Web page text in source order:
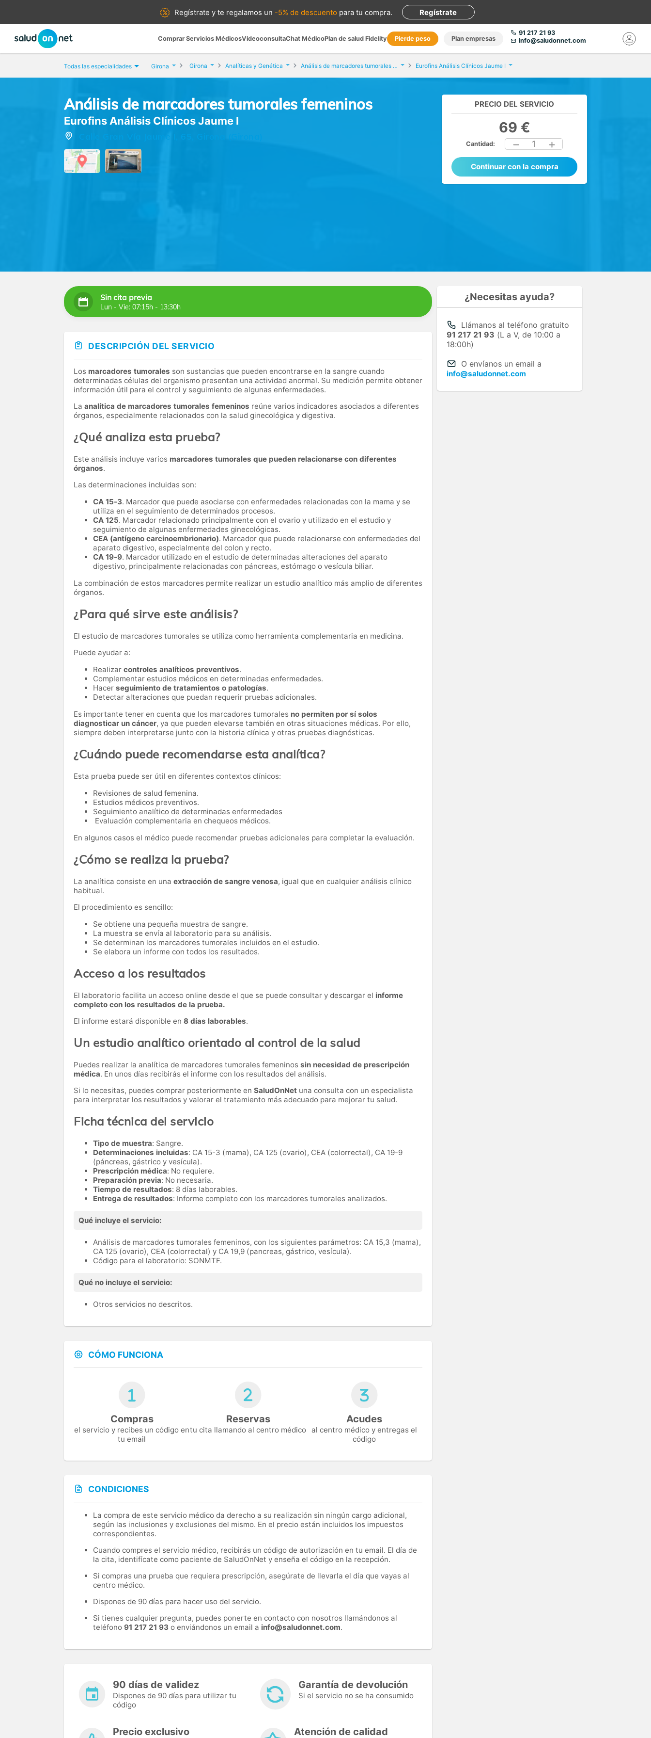
Regístrate yte regalamos un -5% de descuento para tu compra. Regístrate
Comprar Servicios MédicosVideoconsultaChat MédicoPlan de salud Fidelity Pierde peso Plan empresas
91 217 21 93
info@saludonnet.com
Todas las especialidades Girona Girona Analíticas y Genética Análisis de marcadores tumorales femeninos Eurofins Análisis Clínicos Jaume I
Análisis de marcadores tumorales femeninos
Eurofins Análisis Clínicos Jaume I
PRECIO DEL SERVICIO
69 €
Cantidad: 1
Continuar con la compra
Sin cita previa
Lun - Vie: 07:15h - 13:30h
DESCRIPCIÓN DEL SERVICIO
Los marcadores tumorales son sustancias que pueden encontrarse en la sangre cuando
determinadas células del organismo presentan una actividad anormal. Su medición permite obtener
información útil para el control y seguimiento de algunas enfermedades.
La analítica de marcadores tumorales femeninos reúne varios indicadores asociados a diferentes
órganos, especialmente relacionados con la salud ginecológica y digestiva.
¿Qué analiza esta prueba?
Este análisis incluye varios marcadores tumorales que pueden relacionarse con diferentes
órganos.
Las determinaciones incluidas son:
CA 15-3. Marcador que puede asociarse con enfermedades relacionadas con la mama y se
utiliza en el seguimiento de determinados procesos.
CA 125. Marcador relacionado principalmente con el ovario y utilizado en el estudio y
seguimiento de algunas enfermedades ginecológicas.
CEA (antígeno carcinoembrionario). Marcador que puede relacionarse con enfermedades del
aparato digestivo, especialmente del colon y recto.
CA 19-9. Marcador utilizado en el estudio de determinadas alteraciones del aparato
digestivo, principalmente relacionadas con páncreas, estómago o vesícula biliar.
La combinación de estos marcadores permite realizar un estudio analítico más amplio de diferentes
órganos.
¿Para qué sirve este análisis?
El estudio de marcadores tumorales se utiliza como herramienta complementaria en medicina.
Puede ayudar a:
Realizar controles analíticos preventivos.
Complementar estudios médicos en determinadas enfermedades.
Hacer seguimiento de tratamientos o patologías.
Detectar alteraciones que puedan requerir pruebas adicionales.
Es importante tener en cuenta que los marcadores tumorales no permiten por sí solos
diagnosticar un cáncer, ya que pueden elevarse también en otras situaciones médicas. Por ello,
siempre deben interpretarse junto con la historia clínica y otras pruebas diagnósticas.
¿Cuándo puede recomendarse esta analítica?
Esta prueba puede ser útil en diferentes contextos clínicos:
Revisiones de salud femenina.
Estudios médicos preventivos.
Seguimiento analítico de determinadas enfermedades
Evaluación complementaria en chequeos médicos.
En algunos casos el médico puede recomendar pruebas adicionales para completar la evaluación.
¿Cómo se realiza la prueba?
La analítica consiste en una extracción de sangre venosa, igual que en cualquier análisis clínico
habitual.
El procedimiento es sencillo:
Se obtiene una pequeña muestra de sangre.
La muestra se envía al laboratorio para su análisis.
Se determinan los marcadores tumorales incluidos en el estudio.
Se elabora un informe con todos los resultados.
Acceso a los resultados
El laboratorio facilita un acceso online desde el que se puede consultar y descargar el informe
completo con los resultados de la prueba.
El informe estará disponible en 8 días laborables.
Un estudio analítico orientado al control de la salud
Puedes realizar la analítica de marcadores tumorales femeninos sin necesidad de prescripción
médica. En unos días recibirás el informe con los resultados del análisis.
Si lo necesitas, puedes comprar posteriormente en SaludOnNet una consulta con un especialista
para interpretar los resultados y valorar el tratamiento más adecuado para mejorar tu salud.
Ficha técnica del servicio
Tipo de muestra: Sangre.
Determinaciones incluidas: CA 15-3 (mama), CA 125 (ovario), CEA (colorrectal), CA 19-9
(páncreas, gástrico y vesícula).
Prescripción médica: No requiere.
Preparación previa: No necesaria.
Tiempo de resultados: 8 días laborables.
Entrega de resultados: Informe completo con los marcadores tumorales analizados.
Qué incluye el servicio:
Análisis de marcadores tumorales femeninos, con los siguientes parámetros: CA 15,3 (mama),
CA 125 (ovario), CEA (colorrectal) y CA 19,9 (pancreas, gástrico, vesícula).
Código para el laboratorio: SONMTF.
Qué no incluye el servicio:
Otros servicios no descritos.
CÓMO FUNCIONA
Compras
el servicio y recibes un código en
tu email
Reservas
tu cita llamando al centro médico
Acudes
al centro médico y entregas el
código
CONDICIONES
La compra de este servicio médico da derecho a su realización sin ningún cargo adicional,
según las inclusiones y exclusiones del mismo. En el precio están incluidos los impuestos
correspondientes.
Cuando compres el servicio médico, recibirás un código de autorización en tu email. El día de
la cita, identifícate como paciente de SaludOnNet y enseña el código en la recepción.
Si compras una prueba que requiera prescripción, asegúrate de llevarla el día que vayas al
centro médico.
Dispones de 90 días para hacer uso del servicio.
Si tienes cualquier pregunta, puedes ponerte en contacto con nosotros llamándonos al
teléfono 91 217 21 93 o enviándonos un email a info@saludonnet.com.
90 días de validez
Dispones de 90 días para utilizar tu
código
Garantía de devolución
Si el servicio no se ha consumido
Precio exclusivo Atención de calidad
¿Necesitas ayuda?
Llámanos al teléfono gratuito
91 217 21 93 (L a V, de 10:00 a
18:00h)
O envíanos un email a
info@saludonnet.com